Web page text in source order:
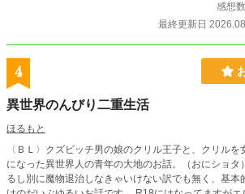
みたらとんでもないことになった
懐かれたり、とんでもないことに
板×もふもふです。主人公は元から
のスキルでより男の娘に。あと総受けです。 ◆
854492372と同時連載・世界観は
ています。 ◆ユズちゃんのサンプ
et/artworks/116855601
感想
最終更新日
4
異世界のんびり二重生活
ほるもと
〈ＢＬ〉クズビッチ男の娘のクリル王子と、クリル
になった異世界人の青年の大地のお話。（おにショタ
るし別に魔物退治しなきゃいけない訳でも無く、基本